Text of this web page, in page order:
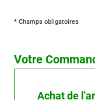
* Champs obligatoires
Votre
Achat de